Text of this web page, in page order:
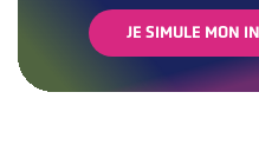
JE SIMULE MON